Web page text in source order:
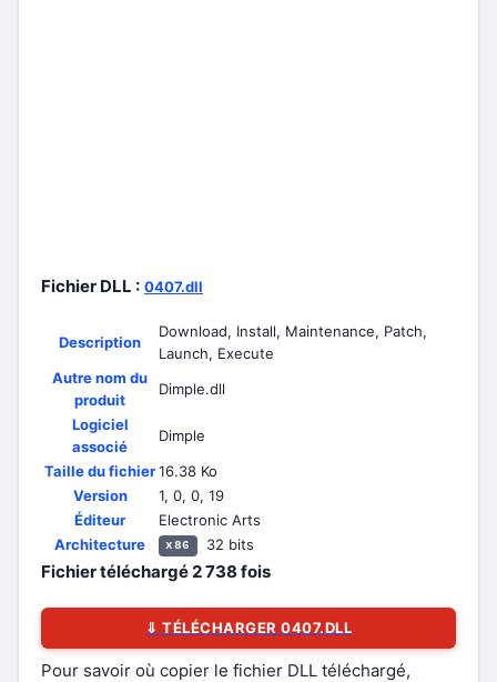
Fichier DLL : 0407.dll
Description
Download, Install, Maintenance, Patch,
Launch, Execute
Autre nom du
produit
Dimple.dll
Logiciel
associé
Dimple
Taille du fichier16.38 Ko
Version
1, 0, 0, 19
Éditeur
Electronic Arts
Architecture
x86 32 bits
Fichier téléchargé2 738 fois
⇓ TÉLÉCHARGER 0407.DLL
Pour savoir où copier le fichier DLL téléchargé,